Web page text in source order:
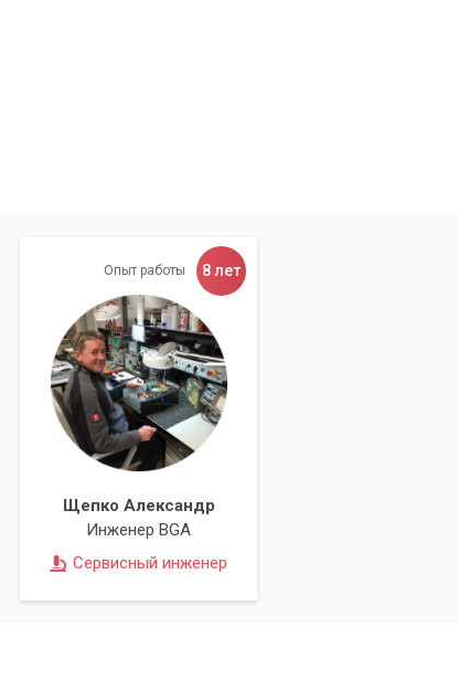
Опыт работы 8 лет
Щепко Александр
Инженер BGA
Сервисный инженер